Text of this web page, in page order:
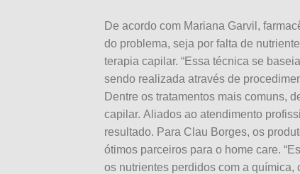
De acordo com Mariana Garvil,
do problema, seja por falta de
terapia capilar. “Essa técnica se
sendo realizada através de
Dentre os tratamentos mais comuns,
capilar. Aliados ao atendimento
resultado. Para Clau Borges, os
ótimos parceiros para o home care.
os nutrientes perdidos com a química,